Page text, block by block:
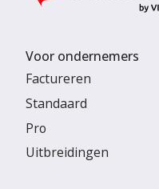
Voor ondernemers
Factureren
Standaard
Pro
Uitbreidingen